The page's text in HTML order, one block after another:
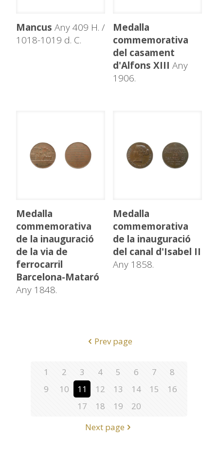
Mancus Any 409 H. /
1018-1019 d. C.
Medalla
commemorativa
del casament
d'Alfons XIII Any
1906.
Medalla
commemorativa
de la inauguració
de la via de
ferrocarril
Barcelona-Mataró
Any 1848.
Medalla
commemorativa
de la inauguració
del canal d'Isabel II
Any 1858.
Prev page
1 2 3 4 5 6 7
8
9
10 11 12 13 14 15
16
17
18 19
20
Next page